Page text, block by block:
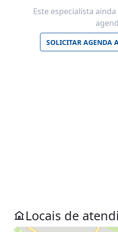
Locais de